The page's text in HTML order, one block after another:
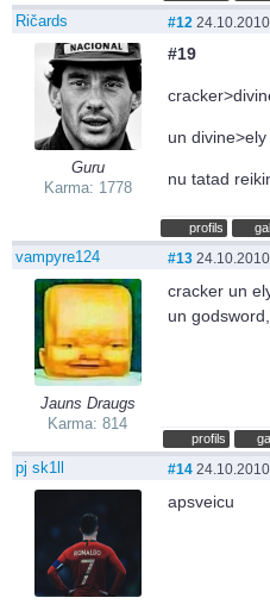
Ričards
Guru
Karma: 1778
#12
#19
un divine>ely
nu tatad
profils
vampyre124
Jauns Draugs
Karma: 814
#13
cracker un
un
profils
pj sk1ll #14
apsveicu